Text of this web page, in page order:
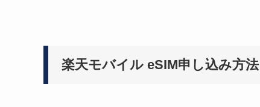
楽天モバイル eSIM申し込み方法